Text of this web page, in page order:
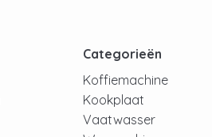
Categorieën
Koffiemachine
Kookplaat
Vaatwasser